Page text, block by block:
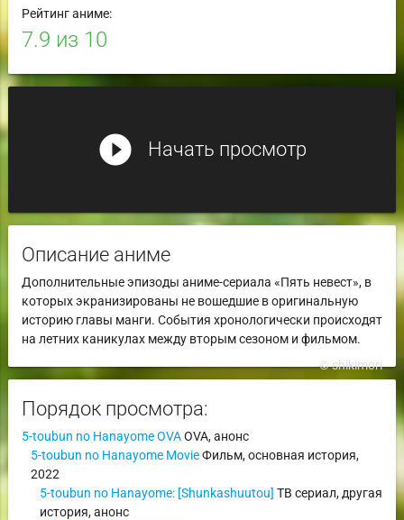
Рейтинг аниме:
7.9 из 10
play_circle_filled Начать просмотр
Описание аниме
Дополнительные эпизоды аниме-сериала «Пять невест», в
которых экранизированы не вошедшие в оригинальную
историю главы манги. События хронологически происходят
на летних каникулах между вторым сезоном и фильмом.
© shikimori
Порядок просмотра:
5-toubun no Hanayome OVAOVA,анонс
5-toubun no Hanayome MovieФильм,основная история,
2022
5-toubun no Hanayome: [Shunkashuutou] ТВ сериал, другая
история,анонс